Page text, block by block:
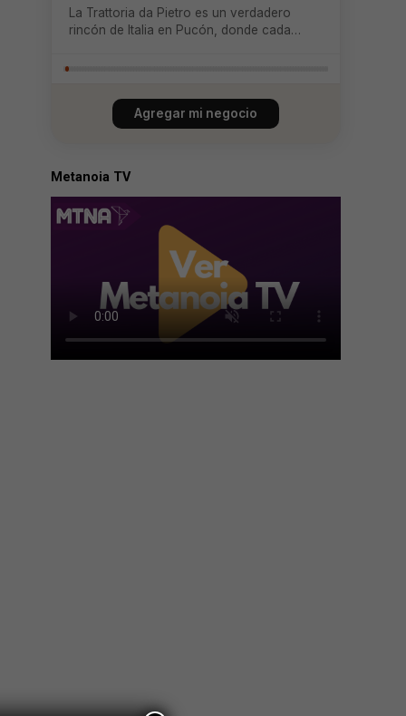
La Trattoria da Pietro es un verdadero
rincón de Italia en Pucón, donde cada
mano, pizzas a la piedra, risottos,
antipastos y ...Agregar mi negocio
Metanoia TV